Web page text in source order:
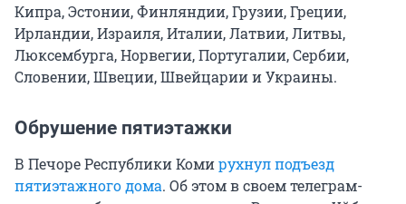
Кипра, Эстонии, Финляндии, Грузии, Греции,
Ирландии, Израиля, Италии, Латвии, Литвы,
Люксембурга, Норвегии, Португалии, Сербии,
Словении, Швеции, Швейцарии и Украины.
Обрушение пятиэтажки
В Печоре Республики Комирухнул подъезд
пятиэтажного дома. Об этом в своем телеграм-